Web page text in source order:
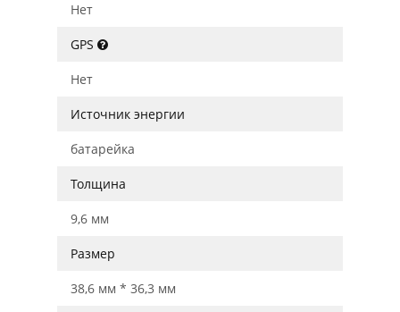
Нет
GPS
Нет
Источник энергии
батарейка
Толщина
9,6 мм
Размер
38,6 мм * 36,3 мм